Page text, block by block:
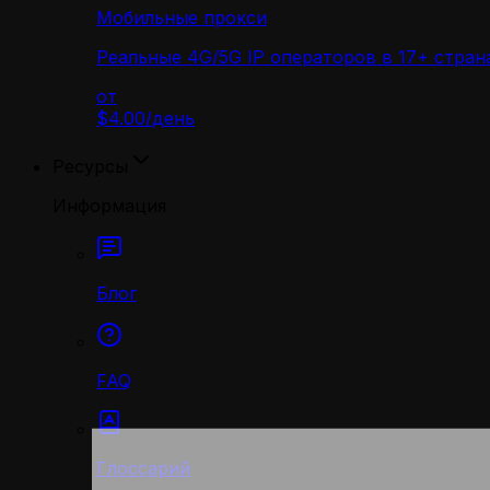
Мобильные прокси
Реальные 4G/5G IP операторов в 17+
от
$4.00/день
Блог
FAQ
Глоссарий